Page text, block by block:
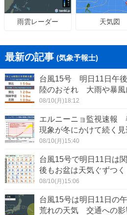
雨雲レーダー 天気図
最新の記事 (気象予報士)
台風15号 明日11日午
陸のおそれ 大雨や暴風
08/10(月)18:12
エルニーニョ監視速報
現象が冬にかけて続く見
08/10(月)15:40
台風15号で明日11日は
後もお盆は天気ぐずつく
08/10(月)15:06
台風15号は明日11日の
荒れの天気 交通への影